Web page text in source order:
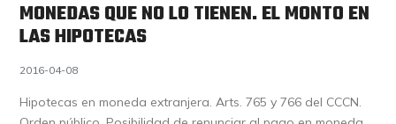
MONEDAS QUE NO LO TIENEN. EL MONTO EN
LAS HIPOTECAS
2016-04-08
Hipotecas en moneda extranjera. Arts. 765 y 766 del CCCN.